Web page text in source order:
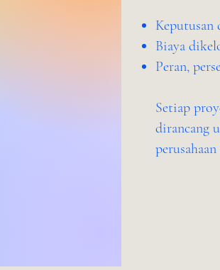
Keputusan
Biaya
Peran,
Setiap
dirancang